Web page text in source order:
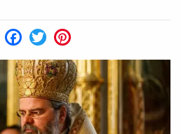
Facebook
Twitter